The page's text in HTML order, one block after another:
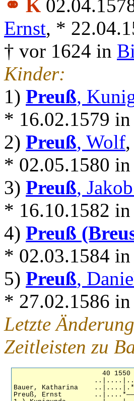
⚭ K
Ernst, *
† vor 1624 in
Kinder:
1) Preuß,
* 16.02.1579 in
2) Preuß, Wolf
* 02.05.1580 in
3) Preuß,
* 16.10.1582 in
4) Preuß
* 02.03.1584 in
5) Preuß,
* 27.02.1586 in
Letzte
Zeitleisten zu